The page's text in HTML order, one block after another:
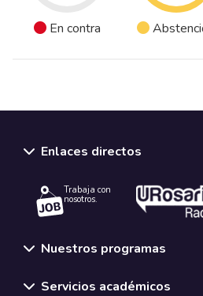
En contra
Enlaces directos
Trabaja con
nosotros.
Nuestros programas
Servicios académicos